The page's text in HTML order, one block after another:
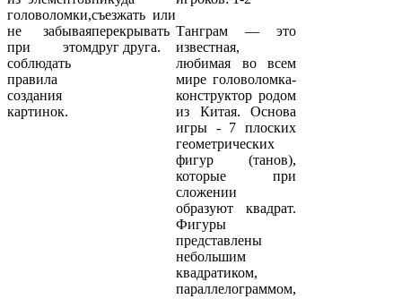
головоломки,
не забывая
при этом
соблюдать
правила
создания
картинок.
съезжать или
перекрывать
друг друга.
Танграм — это
известная,
любимая во всем
мире головоломка-
конструктор родом
из Китая. Основа
игры - 7 плоских
геометрических
фигур (танов),
которые при
сложении
образуют квадрат.
Фигуры
представлены
небольшим
квадратиком,
параллелограммом,